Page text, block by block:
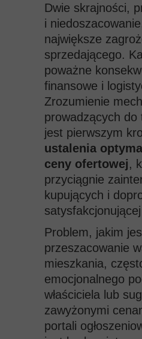
Dwie skrajności,
i
największe
sprzedającego.
poważne
finansowe i
Zrozumienie
prowadzących do
jest pierwszym
ustalenia
ceny ofertowej,
przyciągnie
kupujących i
Problem, jakim
przeszacowanie
mieszkania,
emocjonalnego
właściciela lub
zawyżonymi
portali